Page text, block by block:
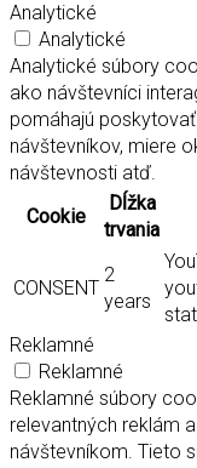
Analytické
Analytické
Analytické súbory
ako návštevníci
pomáhajú
návštevníkov, miere
návštevnosti atď.
Cookie
Dĺžka
trvania
CONSENT
2
years
Reklamné
Reklamné
Reklamné súbory
relevantných reklám
návštevníkom. Tieto